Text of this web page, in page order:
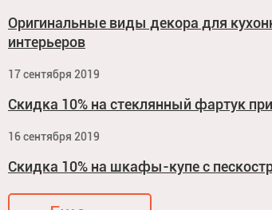
Оригинальные виды декора для
интерьеров
17 сентября 2019
Скидка 10% на стеклянный фартук
16 сентября 2019
Скидка 10% на шкафы-купе с